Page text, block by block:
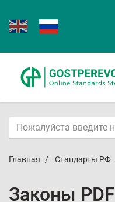
Главная Стандарты РФ
Законы PDF